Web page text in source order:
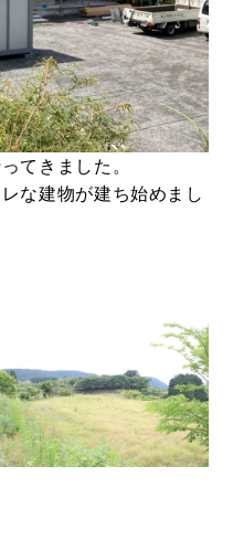
てきました。
な建物が建ち始めまし